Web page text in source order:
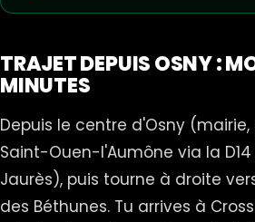
TRAJET DEPUIS OSNY :
MINUTES
Depuis le centre d'Osny
Saint-Ouen-l'Aumône via la
Jaurès), puis tourne à droite
des Béthunes. Tu arrives à